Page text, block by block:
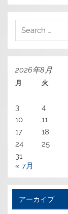
2026年8月
月 火
3
4
10
11
17
18
24
25
31
« 7月
アーカイブ